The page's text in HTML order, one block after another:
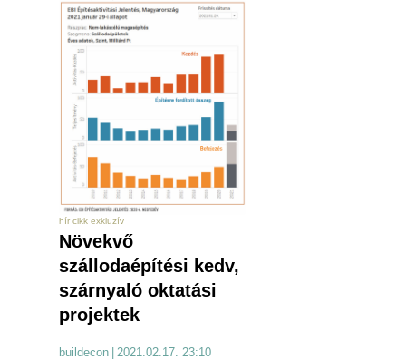
hír cikk exkluzív
Növekvő
szállodaépítési kedv,
szárnyaló oktatási
projektek
buildecon 2021.02.17. 23:10